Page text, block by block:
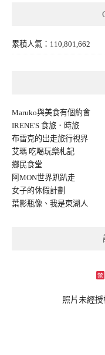
累積人氣：110,801,662
Maruko與美食有個約會
IRENE'S 食旅．時旅
布雷克的出走旅行視界
艾瑪 吃喝玩樂札記
鄉民食堂
阿MON世界趴趴走
女子的休假計劃
葉影瓶像 、 我是東湖人
照片未經授